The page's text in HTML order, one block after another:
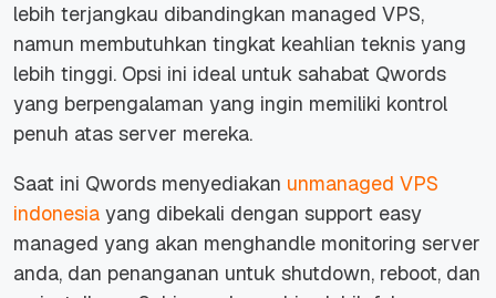
lebih terjangkau dibandingkan managed VPS,
namun membutuhkan tingkat keahlian teknis yang
lebih tinggi. Opsi ini ideal untuk sahabat Qwords
yang berpengalaman yang ingin memiliki kontrol
penuh atas server mereka.
Saat ini Qwords menyediakan unmanaged VPS
indonesia yang dibekali dengan support easy
managed yang akan menghandle monitoring server
anda, dan penanganan untuk shutdown, reboot, dan